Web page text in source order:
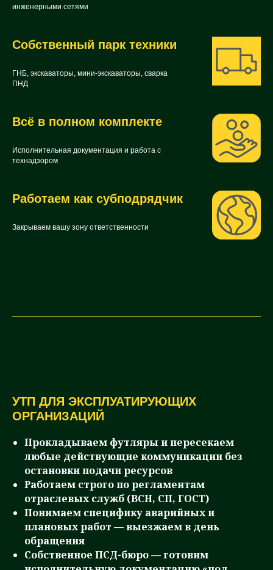
инженерными сетями
Собственный парк техники
ГНБ, экскаваторы, мини-экскаваторы, сварка
ПНД
Всё в полном комплекте
Исполнительная документация и работа с
технадзором
Работаем как субподрядчик
Закрываем вашу зону ответственности
УТП ДЛЯ ЭКСПЛУАТИРУЮЩИХ
ОРГАНИЗАЦИЙ
Прокладываем футляры и пересекаем
любые действующие коммуникации без
остановки подачи ресурсов
Работаем строго по регламентам
отраслевых служб (ВСН, СП, ГОСТ)
Понимаем специфику аварийных и
плановых работ — выезжаем в день
обращения
Собственное ПСД-бюро — готовим